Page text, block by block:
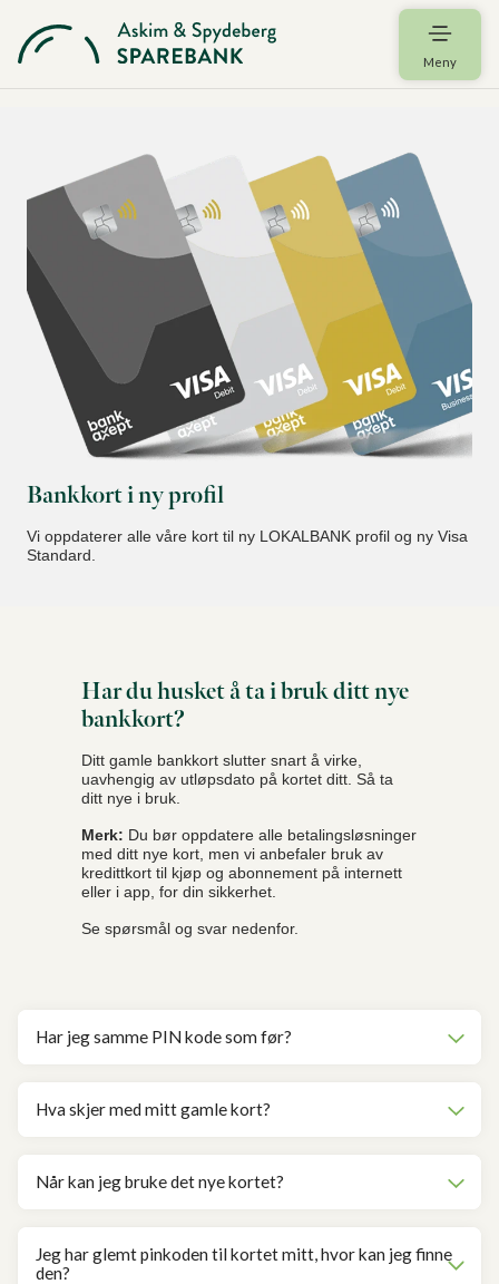
Meny
Bankkort i ny profil
Vi oppdaterer alle våre kort til ny LOKALBANK profil og ny Visa
Standard.
Har du husket å ta i bruk ditt nye
bankkort?
Ditt gamle bankkort slutter snart å virke,
uavhengig av utløpsdato på kortet ditt. Så ta
ditt nye i bruk.
Merk: Du bør oppdatere alle betalingsløsninger
med ditt nye kort, men vi anbefaler bruk av
kredittkort til kjøp og abonnement på internett
eller i app, for din sikkerhet.
Se spørsmål og svar nedenfor.
Har jeg samme PIN kode som før?
Hva skjer med mitt gamle kort?
Når kan jeg bruke det nye kortet?
Jeg har glemt pinkoden til kortet mitt, hvor kan jeg finne
den?